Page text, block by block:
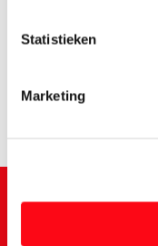
Statistieken
Marketing
0.92